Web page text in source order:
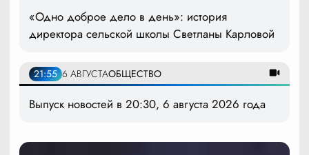
«Одно доброе дело в день»: история
директора сельской школы Светланы Карловой
21:55 6 АВГУСТАОБЩЕСТВО
Выпуск новостей в 20:30, 6 августа 2026 года